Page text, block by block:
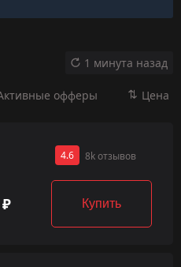
1 минута назад
офферы Цена
4.6 8k отзывов
Купить